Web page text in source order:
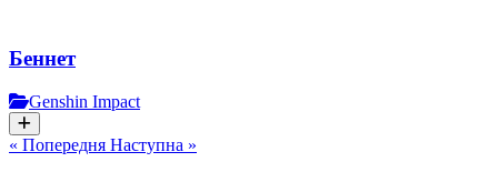
Беннет
Genshin Impact
« Попередня Наступна »